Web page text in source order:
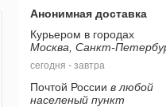
Анонимная доставка
Курьером в городах
Москва, Санкт-
сегодня - завтра
Почтой России в любой
населеный пункт